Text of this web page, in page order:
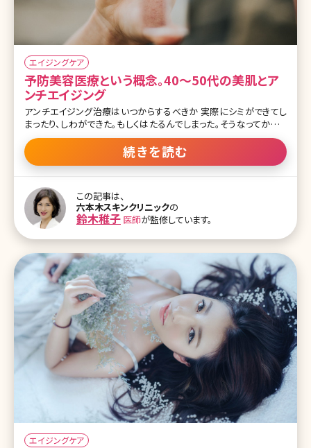
エイジングケア
予防美容医療という概念。40〜50代の美肌とア
ンチエイジング
アンチエイジング治療はいつからするべきか 実際にシミができてし
まったり、しわができた。もしくはたるんでしまった。そうなってからそ
れを治すのは大変です。これは体の中のことと同じです。高血圧や糖
尿病になってしまってそれを改善する大変さと比較して、なる前に食
事など気をつけているほうがどれだけ楽かは少しずつ浸透してきて
ぼいないのが現状です。女性、男性ともに、年をとってきて変わってし
まった自分の見た目に衝撃を受けると一生懸命そこからがんばり始
める方は多いです。 でも、治すのって1年前の自分に戻すだけでもか
なり難しいのですが、1年たっても1カ月分しか年をとらせないのは楽
なんです。多くの方に美容でも予防医療をすることによって美しい肌
続きを読む
この記事は、
六本木スキンクリニックの
鈴木稚子 医師が監修しています。
エイジングケア